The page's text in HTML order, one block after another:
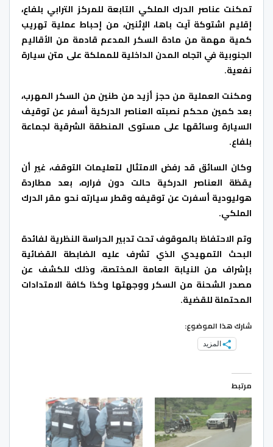
تمكنت عناصر الدرك الملكي التابعة للمركز الترابي بلفاع،
إقليم اشتوكة آيت باها، الإثنين، من إحباط عملية تهريب
كمية مهمة من مادة السكر المدعم قادمة من الأقاليم
الجنوبية في اتجاه المدن الداخلية للمملكة على متن سيارة
نفعية.
ومكنت العملية من حجز أزيد من طنين من السكر المهرب،
بعد كمين محكم نصبته العناصر الدركية أسفر عن توقيف
السيارة وسائقها على مستوى المنطقة الشرقية لجماعة
بلفاع.
وكان السائق قد رفض الامتثال لتعليمات التوقف، غير أن
يقظة العناصر الدركية حالت دون فراره، بعد مطاردة
هوليودية أسفرت عن توقيفه وقطر سيارته نحو مقر الدرك
الملكي.
وتم الاحتفاظ بالموقوف تحت تدبير الحراسة النظرية لفائدة
البحث التمهيدي الذي تشرف عليه الضابطة القضائية
بإشراف من النيابة العامة المختصة، وذلك للكشف عن
مصدر الشحنة من السكر ووجهتها وكذا كافة الامتدادات
المحتملة للقضية.
شارك هذا الموضوع:
المزيد
مرتبط